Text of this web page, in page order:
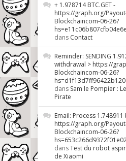
+ 1.978714 BTC.GET -
https://graph.org/
Blockchaincom-06-26?
dans Contact
Reminder: SENDING
withdrawal > https://
Blockchaincom-06-26?
dans Sam le Pompier :
Pirate
Email: Process
https://graph.org/
Blockchaincom-06-26?
dansTest du robot
de Xiaomi